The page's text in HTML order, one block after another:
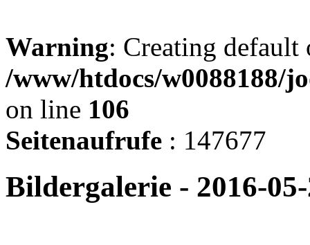
Warning: Creating
/www/htdocs/w0088188/
on line 106
Seitenaufrufe : 147677
Bildergalerie - 2016-